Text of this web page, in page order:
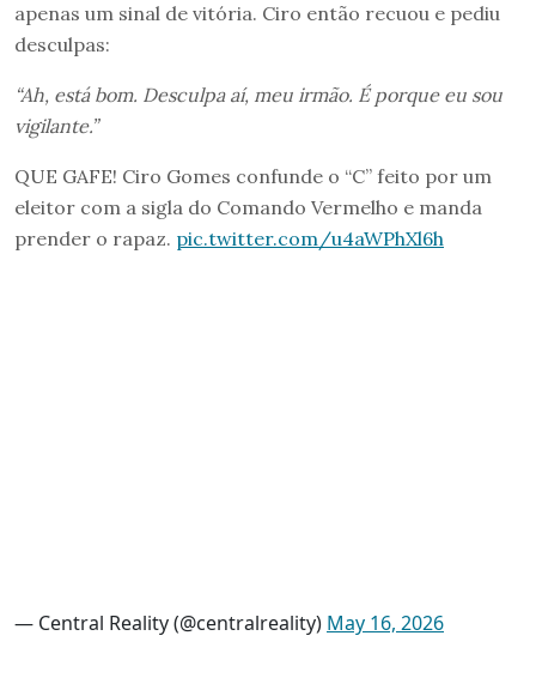
apenas um sinal de vitória. Ciro então recuou e pediu
desculpas:
“Ah, está bom. Desculpa aí, meu irmão. É porque eu sou
vigilante.”
QUE GAFE! Ciro Gomes confunde o “C” feito por um
eleitor com a sigla do Comando Vermelho e manda
prender o rapaz. pic.twitter.com/u4aWPhXl6h
— Central Reality (@centralreality) May 16, 2026